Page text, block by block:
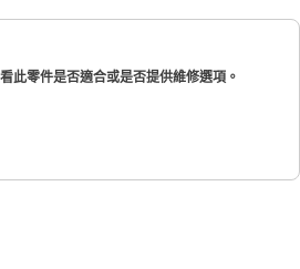
此零件是否適合或是否提供維修選項。